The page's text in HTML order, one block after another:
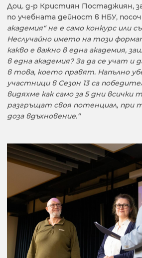
Доц. д-р Кристиян Постаджиян,
по учебната дейност в НБУ,
академия“ не е само конкурс или
Неслучайно името на този
какво е важно в една академия,
в една академия? За да се учат и
в това, което правят. Напълно
участници в Сезон 13 са
видяхме как само за 5 дни всички
разгръщат своя потенциал, при
доза вдъхновение.“